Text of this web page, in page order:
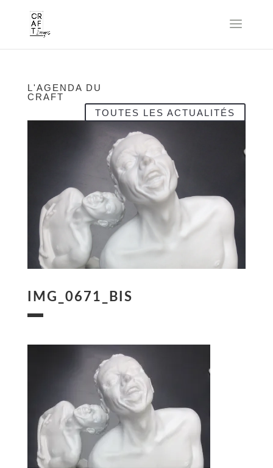
L'AGENDA DU
CRAFT
TOUTES LES ACTUALITÉS
IMG_0671_BIS